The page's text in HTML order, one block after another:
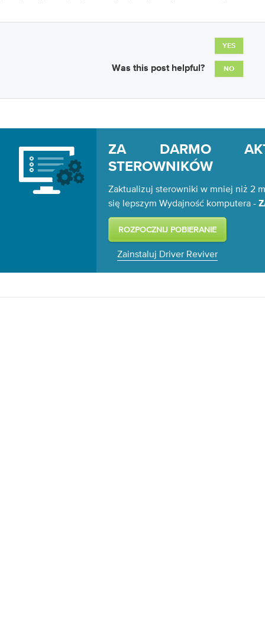
Was this post helpful?
YES
NO
ZA DARMO
STEROWNIKÓW
Zaktualizuj sterowniki w mniej niż 2
się lepszym Wydajność komputera -
Zainstaluj Driver Reviver